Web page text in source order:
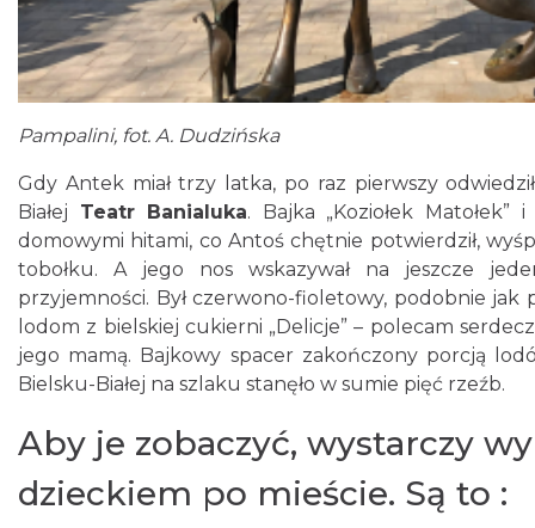
Pampalini, fot. A. Dudzińska
Gdy Antek miał trzy latka, po raz pierwszy
Białej Teatr Banialuka. Bajka „Koziołek
domowymi hitami, co Antoś chętnie potwierdził,
tobołku. A jego nos wskazywał na jeszcze
przyjemności. Był czerwono-fioletowy, podobnie
lodom z bielskiej cukierni „Delicje” – polecam
jego mamą. Bajkowy spacer zakończony porcją
Bielsku-Białej na szlaku stanęło w sumie pięć rzeźb.
Aby je zobaczyć, wystarczy
dzieckiem po mieście. Są to :